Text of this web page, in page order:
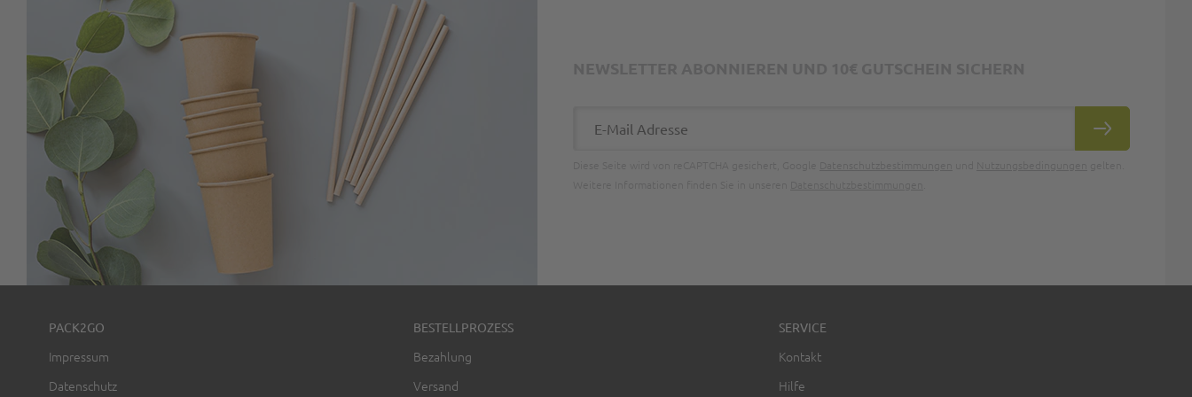
ABONNIEREN
PACK2GO
Impressum
Datenschutz
BESTELLPROZESS
Bezahlung
Versand
SERVICE
Kontakt
Hilfe